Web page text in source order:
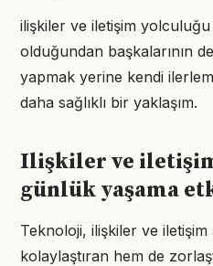
ilişkiler ve iletişim
olduğundan başkalarının
yapmak yerine kendi
daha sağlıklı bir yaklaşım.
Ilişkiler ve
günlük yaşama
Teknoloji, ilişkiler ve
kolaylaştıran hem de